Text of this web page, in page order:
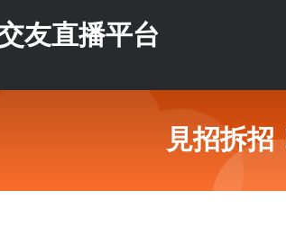
友直播平台
見招拆招